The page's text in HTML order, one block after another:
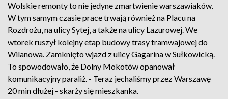
Wolskie remonty to nie jedyne zmartwienie warszawiaków.
W tym samym czasie prace trwają również na Placu na
Rozdrożu, na ulicy Sytej, a także na ulicy Lazurowej. We
wtorek ruszył kolejny etap budowy trasy tramwajowej do
Wilanowa. Zamknięto wjazd z ulicy Gagarina w Sułkowicką.
To spowodowało, że Dolny Mokotów opanował
komunikacyjny paraliż. - Teraz jechaliśmy przez Warszawę
20 min dłużej - skarży się mieszkanka.